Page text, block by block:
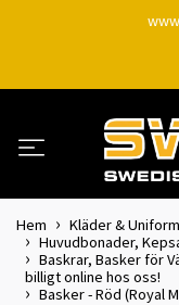
Hem
Kläder &
Huvudbonader,
Baskrar, Basker för
billigt online hos oss!
Basker - Röd (Royal